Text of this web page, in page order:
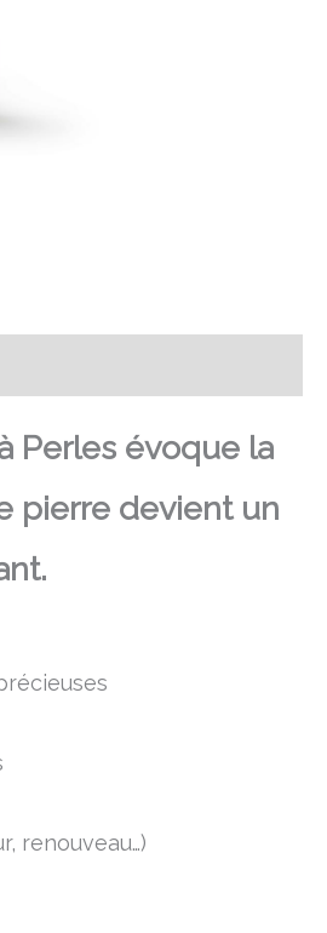
Perles évoque la
pierre devient un
renouveau…)